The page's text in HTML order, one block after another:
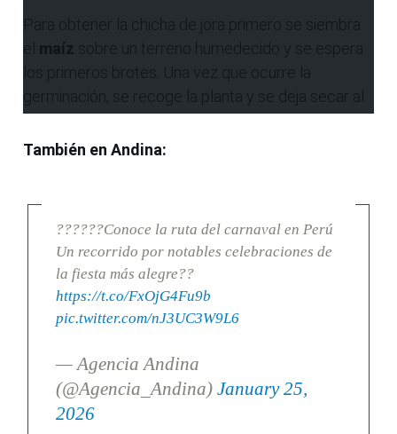
Para obtener la chicha de jora primero se siembra
el
maíz sobre un terreno humedecido y se espera
los primeros brotes. Una vez que ocurre la
germinación, se recoge la planta y se deja secar al
sol durante muchas horas. Luego, el grano seco se
muele o tritura y se obtiene la
También en Andina:
??????Conoce la ruta del carnaval en Perú
Un recorrido por notables celebraciones de
la fiesta más alegre??
https://t.co/FxOjG4Fu9b
pic.twitter.com/nJ3UC3W9L6
— Agencia Andina
(@Agencia_Andina) January 25,
2026